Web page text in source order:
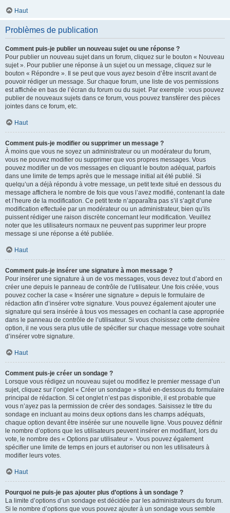
Haut
Problèmes de publication
Comment puis-je publier un nouveau sujet ou une réponse ?
Pour publier un nouveau sujet dans un forum, cliquez sur le bouton « Nouveau
sujet ». Pour publier une réponse à un sujet ou un message, cliquez sur le
bouton « Répondre ». Il se peut que vous ayez besoin d’être inscrit avant de
pouvoir rédiger un message. Sur chaque forum, une liste de vos permissions
est affichée en bas de l’écran du forum ou du sujet. Par exemple : vous pouvez
publier de nouveaux sujets dans ce forum, vous pouvez transférer des pièces
jointes dans ce forum, etc.
Haut
Comment puis-je modifier ou supprimer un message ?
À moins que vous ne soyez un administrateur ou un modérateur du forum,
vous ne pouvez modifier ou supprimer que vos propres messages. Vous
pouvez modifier un de vos messages en cliquant le bouton adéquat, parfois
dans une limite de temps après que le message initial ait été publié. Si
quelqu’un a déjà répondu à votre message, un petit texte situé en dessous du
message affichera le nombre de fois que vous l’avez modifié, contenant la date
et l’heure de la modification. Ce petit texte n’apparaîtra pas s’il s’agit d’une
modification effectuée par un modérateur ou un administrateur, bien qu’ils
puissent rédiger une raison discrète concernant leur modification. Veuillez
noter que les utilisateurs normaux ne peuvent pas supprimer leur propre
message si une réponse a été publiée.
Haut
Comment puis-je insérer une signature à mon message ?
Pour insérer une signature à un de vos messages, vous devez tout d’abord en
créer une depuis le panneau de contrôle de l’utilisateur. Une fois créée, vous
pouvez cocher la case « Insérer une signature » depuis le formulaire de
rédaction afin d’insérer votre signature. Vous pouvez également ajouter une
signature qui sera insérée à tous vos messages en cochant la case appropriée
dans le panneau de contrôle de l’utilisateur. Si vous choisissez cette dernière
option, il ne vous sera plus utile de spécifier sur chaque message votre souhait
d’insérer votre signature.
Haut
Comment puis-je créer un sondage ?
Lorsque vous rédigez un nouveau sujet ou modifiez le premier message d’un
sujet, cliquez sur l’onglet « Créer un sondage » situé en-dessous du formulaire
principal de rédaction. Si cet onglet n’est pas disponible, il est probable que
vous n’ayez pas la permission de créer des sondages. Saisissez le titre du
sondage en incluant au moins deux options dans les champs adéquats,
chaque option devant être insérée sur une nouvelle ligne. Vous pouvez définir
le nombre d’options que les utilisateurs peuvent insérer en modifiant, lors du
vote, le nombre des « Options par utilisateur ». Vous pouvez également
spécifier une limite de temps en jours et autoriser ou non les utilisateurs à
modifier leurs votes.
Haut
Pourquoi ne puis-je pas ajouter plus d’options à un sondage ?
La limite d’options d’un sondage est décidée par les administrateurs du forum.
Si le nombre d’options que vous pouvez ajouter à un sondage vous semble